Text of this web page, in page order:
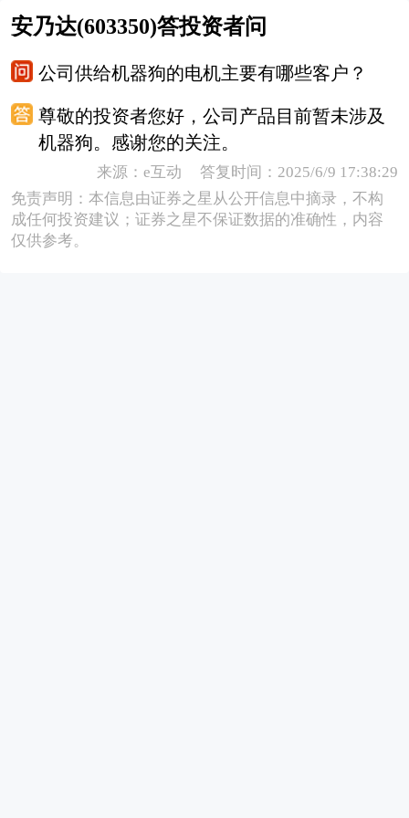
安乃达(603350)答投资者问
公司供给机器狗的电机主要有哪些客户？
尊敬的投资者您好，公司产品目前暂未涉及
机器狗。感谢您的关注。
来源：e互动 答复时间：2025/6/9 17:38:29
免责声明：本信息由证券之星从公开信息中摘录，不构
成任何投资建议；证券之星不保证数据的准确性，内容
仅供参考。